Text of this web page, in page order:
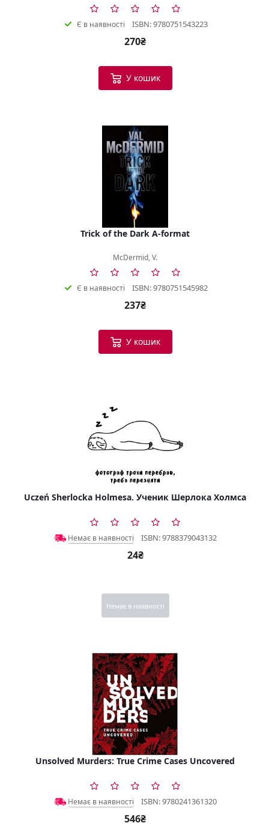
Є в наявності ISBN: 9780751543223
270₴
У кошик
Trick of the Dark A-format
McDermid, V.
Є в наявності ISBN: 9780751545982
237₴
У кошик
Uczeń Sherlocka Holmesa. Ученик Шерлока Холмса
Немає в наявності ISBN: 9788379043132
24₴
Немає в наявності
Unsolved Murders: True Crime Cases Uncovered
Немає в наявності ISBN: 9780241361320
546₴